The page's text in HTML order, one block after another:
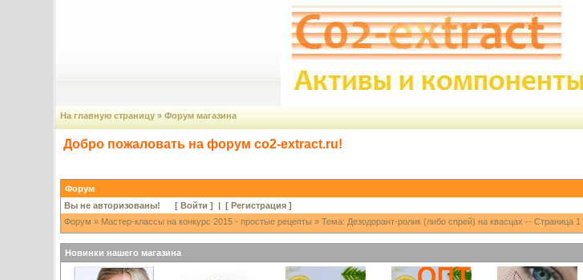
На главную страницу» Форум магазина
Добро пожаловать на форум co2-extract.ru!
Форум
Вы не авторизованы! [ Войти ] | [ Регистрация]
Форум » Мастер-классы на конкурс 2015 - простые рецепты » Тема: Дезодорант-ролик (либо спрей) на квасцах -- Страница 1
Новинки нашего магазина